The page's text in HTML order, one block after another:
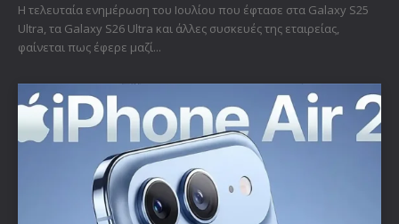
Η τελευταία ενημέρωση του Ιουλίου που έφτασε στα Galaxy S25
Ultra, τα Galaxy S26 Ultra και άλλες συσκευές της εταιρείας,
φαίνεται πως έφερε μαζί...